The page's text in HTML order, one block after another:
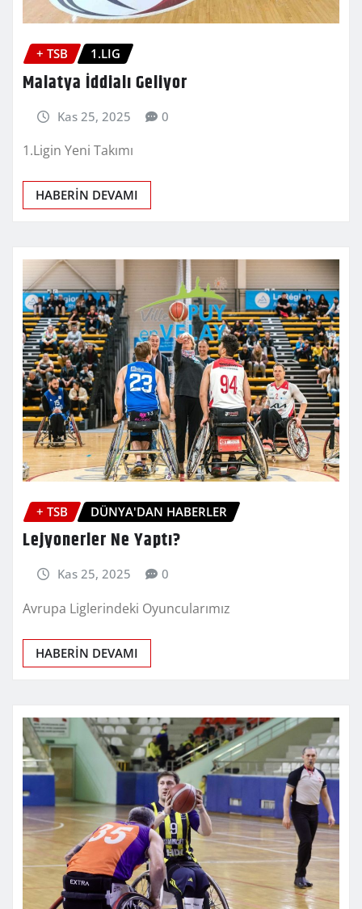
+ TSB 1.LIG
Malatya İddialı Geliyor
Kas 25, 2025 0
1.Ligin Yeni Takımı
HABERİN DEVAMI
+ TSB DÜNYA'DAN HABERLER
Lejyonerler Ne Yaptı?
Kas 25, 2025 0
Avrupa Liglerindeki Oyuncularımız
HABERİN DEVAMI